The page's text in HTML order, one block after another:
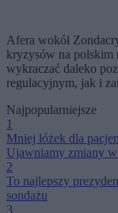
Afera wokół
kryzysów na polskim
wykraczać daleko
regulacyjnym, jak i
Najpopularniejsze
1
Mniej łóżek dla
Ujawniamy zmiany
2
To najlepszy
sondażu
3